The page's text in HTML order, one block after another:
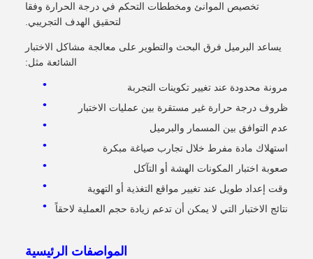
تخصيص الموانئ ومخططات التحكم في درجة الحرارة وفقا
لتحقيق الهدف التجريبي.
يساعد البرميل فرق البحث والتطوير على معالجة مشاكل الاختبار
الشائعة مثل:
مرونة محدودة عند تغيير تكوينات التجربة
ظروف درجة حرارة غير مستقرة بين عمليات الاختبار
عدم التوافق بين المسمار والبرميل
استهلاك مادة مفرط خلال تجارب صياغة مبكرة
صعوبة اختبار المكونات الهشة أو التآكل
وقت إعداد طويل عند تغيير مواقع التغذية أو التهوية
نتائج الاختبار التي لا يمكن أن تدعم زيادة حجم العملية لاحقاً
المواصفات الرئيسية